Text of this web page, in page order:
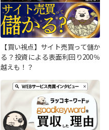
【買い視点】サイト売買って儲か
る？投資による表面利回り200％
越えも！？